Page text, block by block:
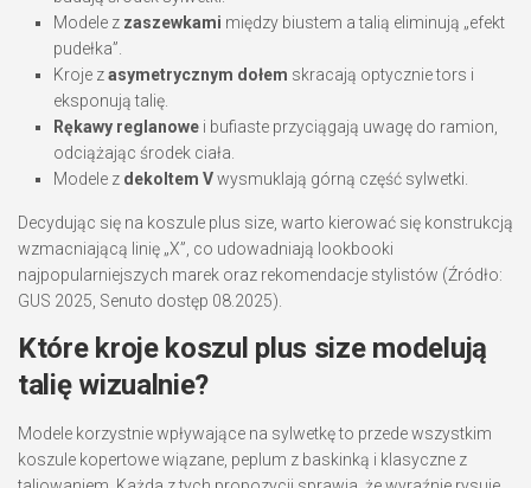
Modele z zaszewkami między biustem a talią eliminują „efekt
pudełka”.
Kroje zasymetrycznym dołem skracają optycznie tors i
eksponują talię.
Rękawy reglanowe i bufiaste przyciągają uwagę do ramion,
odciążając środek ciała.
Modele z dekoltem Vwysmuklają górną część sylwetki.
Decydując się na koszule plus size, warto kierować się konstrukcją
wzmacniającą linię „X”, co udowadniają lookbooki
najpopularniejszych marek oraz rekomendacje stylistów (Źródło:
GUS 2025, Senuto dostęp 08.2025).
Które kroje koszul plus size modelują
talię wizualnie?
Modele korzystnie wpływające na sylwetkę to przede wszystkim
koszule kopertowe wiązane, peplum z baskinką i klasyczne z